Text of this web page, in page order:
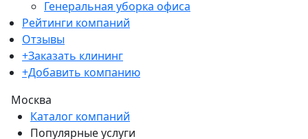
Генеральная уборка офиса
Рейтинги компаний
Отзывы
+Заказать клининг
+Добавить компанию
Москва
Каталог компаний
Популярные услуги